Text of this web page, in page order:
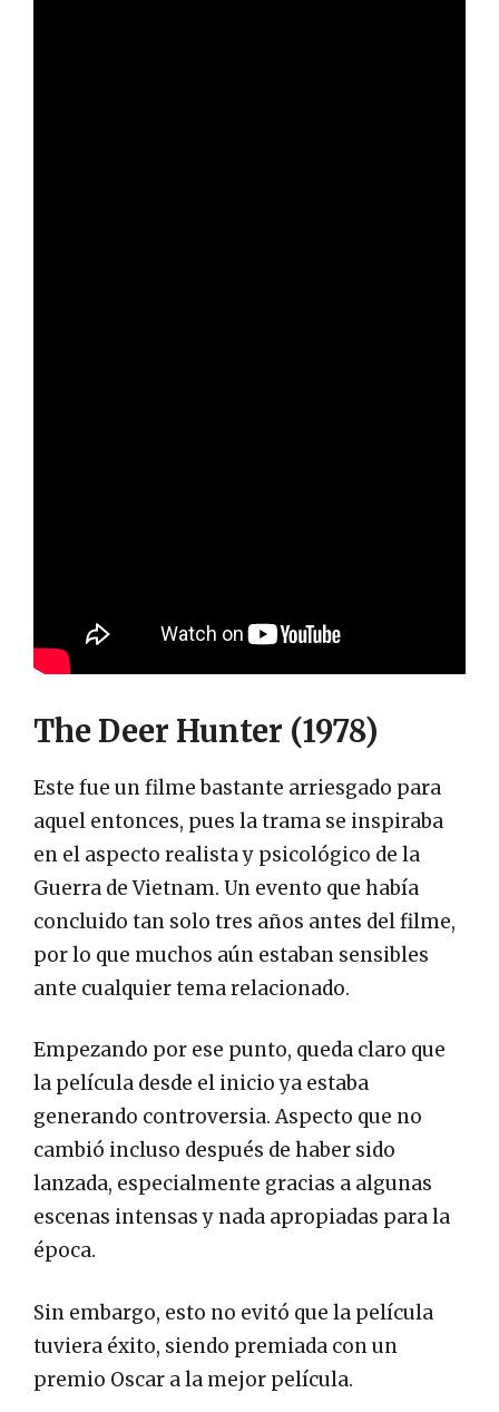
The Deer Hunter (1978)
Este fue un filme bastante arriesgado para
aquel entonces, pues la trama se inspiraba
en el aspecto realista y psicológico de la
Guerra de Vietnam. Un evento que había
concluido tan solo tres años antes del filme,
por lo que muchos aún estaban sensibles
ante cualquier tema relacionado.
Empezando por ese punto, queda claro que
la película desde el inicio ya estaba
generando controversia. Aspecto que no
cambió incluso después de haber sido
lanzada, especialmente gracias a algunas
escenas intensas y nada apropiadas para la
época.
Sin embargo, esto no evitó que la película
tuviera éxito, siendo premiada con un
premio Oscar a la mejor película.